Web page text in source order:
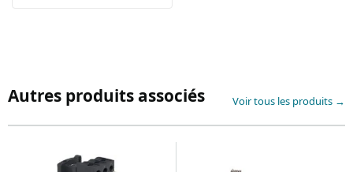
Autres produits associés Voir tous les produits →